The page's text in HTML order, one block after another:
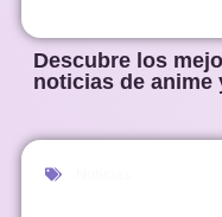
Descubre los
noticias de anime